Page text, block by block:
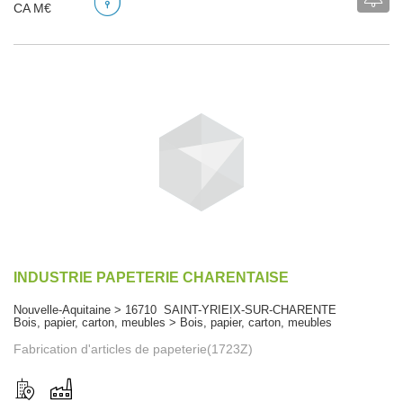
CA M€
INDUSTRIE PAPETERIE CHARENTAISE
Nouvelle-Aquitaine > 16710 SAINT-YRIEIX-SUR-CHARENTE
Bois, papier, carton, meubles > Bois, papier, carton, meubles
Fabrication d'articles de papeterie(1723Z)